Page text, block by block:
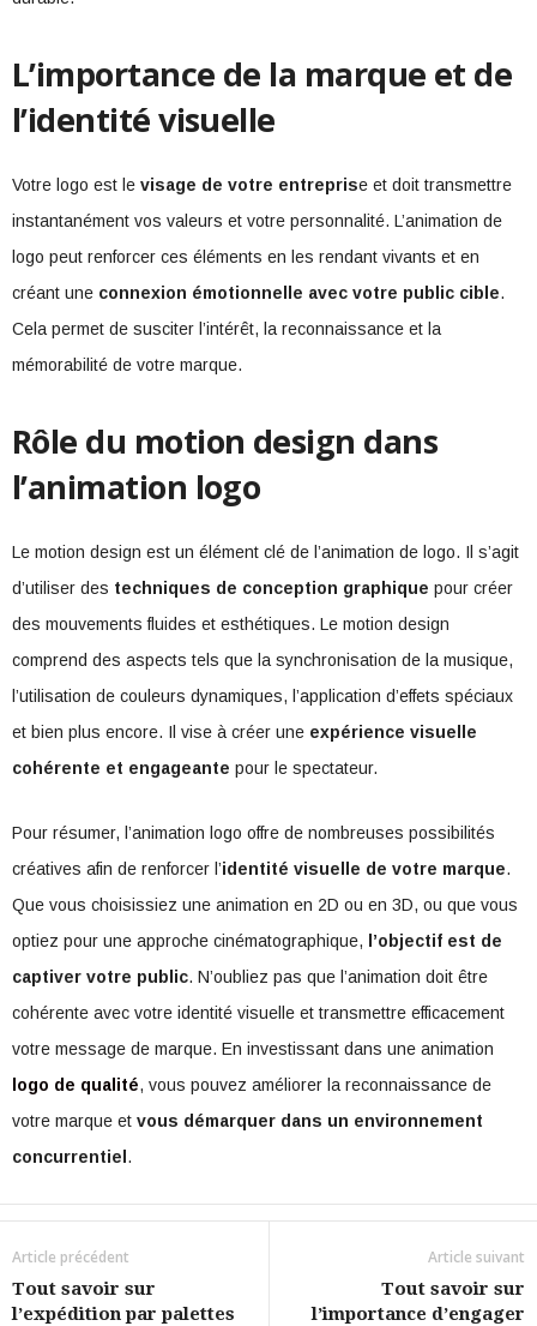
L’importance de la marque et de
l’identité visuelle
Votre logo est le visage de votre entreprise et doit transmettre
instantanément vos valeurs et votre personnalité. L’animation de
logo peut renforcer ces éléments en les rendant vivants et en
créant une connexion émotionnelle avec votre public cible.
Cela permet de susciter l’intérêt, la reconnaissance et la
mémorabilité de votre marque.
Rôle du motion design dans
l’animation logo
Le motion design est un élément clé de l’animation de logo. Il s’agit
d’utiliser des techniques de conception graphique pour créer
des mouvements fluides et esthétiques. Le motion design
comprend des aspects tels que la synchronisation de la musique,
l’utilisation de couleurs dynamiques, l’application d’effets spéciaux
et bien plus encore. Il vise à créer une expérience visuelle
cohérente et engageante pour le spectateur.
Pour résumer, l’animation logo offre de nombreuses possibilités
créatives afin de renforcer l’identité visuelle de votre marque.
Que vous choisissiez une animation en 2D ou en 3D, ou que vous
optiez pour une approche cinématographique,
l’objectif est de
captiver votre public. N’oubliez pas que l’animation doit être
cohérente avec votre identité visuelle et transmettre efficacement
votre message de marque. En investissant dans une animation
logo de qualité, vous pouvez améliorer la reconnaissance de
votre marque et vous démarquer dans un environnement
concurrentiel .
Article précédent
Tout savoir sur
l’expédition par palettes
Article suivant
Tout savoir sur
l’importance d’engager